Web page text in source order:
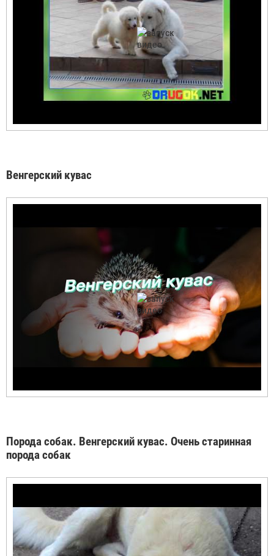
Венгерский кувас
Порода собак. Венгерский кувас. Очень старинная
порода собак